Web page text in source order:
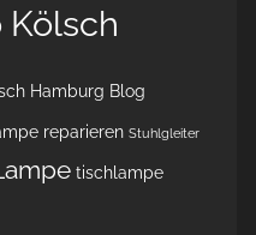
Kölsch
Hamburg Blog
reparieren Stuhlgleiter
tischlampe